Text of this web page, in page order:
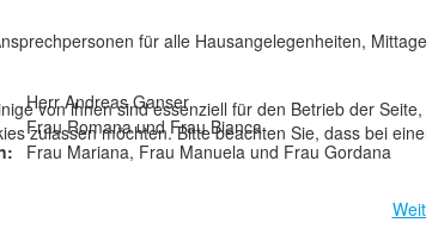
für alle Hausangelegenheiten,
Herr Andreas Ganser
Frau Romana und Frau Bianca
Frau Mariana, Frau Manuela und Frau Gordana
von ihnen sind essenziell für den Betrieb der
zulassen möchten. Bitte beachten Sie, dass bei